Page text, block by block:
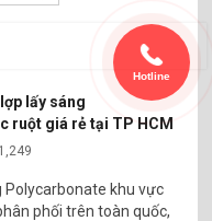
lấy sáng
ruột giá rẻ tại TP HCM
1,249
Polycarbonate khu vực
phối trên toàn quốc,
Hotline